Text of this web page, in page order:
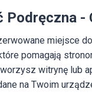
Podręczna -
miejsce
pomagają
witrynę lub
na Twoim